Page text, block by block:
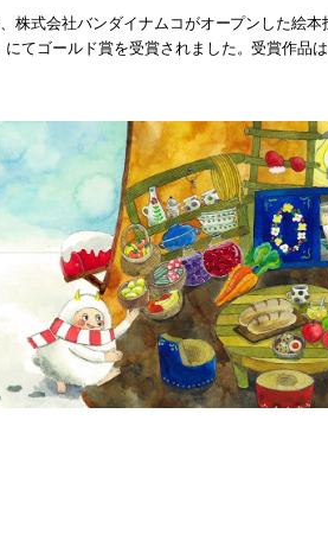
株式会社バンダイナムコがオープンした絵
てゴールド賞を受賞されました。受賞作品